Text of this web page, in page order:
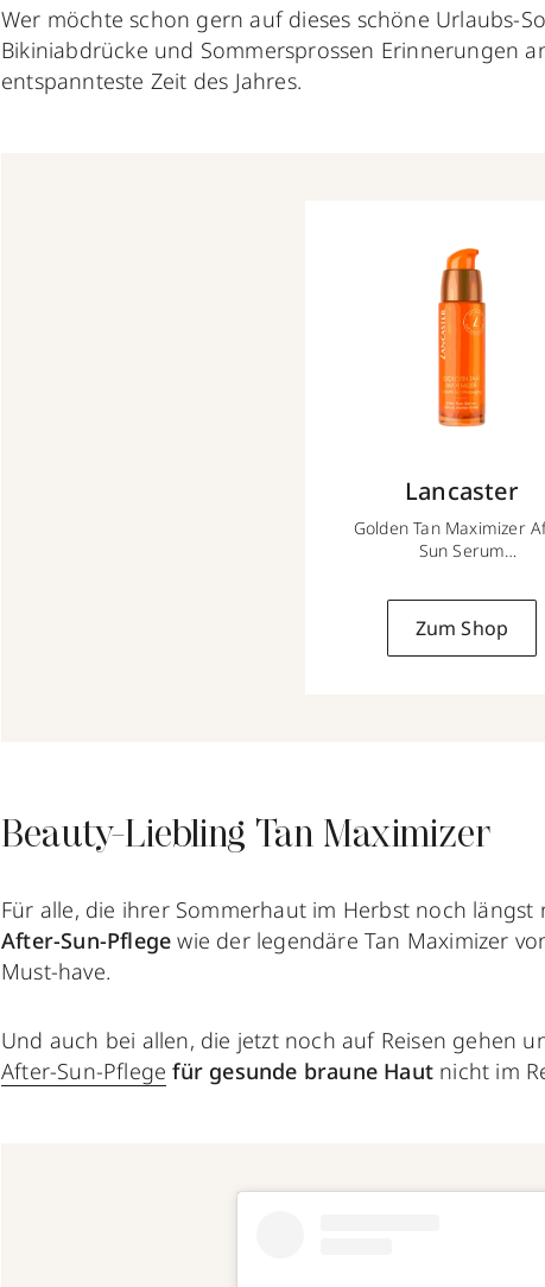
Wer möchte schon gern auf dieses schöne Urlaubs-
Bikiniabdrücke und Sommersprossen Erinnerungen
entspannteste Zeit des Jahres.
Lancaster
Golden Tan Maximizer
Sun Serum
Zum Shop
Beauty-Liebling Tan Maximizer
Für alle, die ihrer Sommerhaut im Herbst noch längst
After-Sun-Pflege wie der legendäre Tan Maximizer
Must-have.
Und auch bei allen, die jetzt noch auf Reisen gehen
After-Sun-Pflege für gesunde braune Haut nicht im